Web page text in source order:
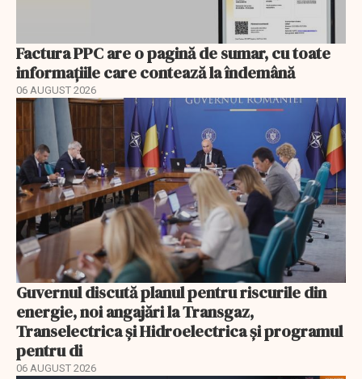
Factura PPC are o pagină de sumar, cu toate
informațiile care contează la îndemână
06 AUGUST 2026
Guvernul discută planul pentru riscurile din
energie, noi angajări la Transgaz,
Transelectrica și Hidroelectrica și programul
pentru di
06 AUGUST 2026